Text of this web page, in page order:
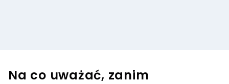
Na co uważać, zanim